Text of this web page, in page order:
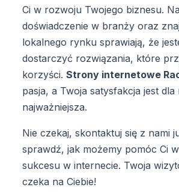
Ci w rozwoju Twojego biznesu.
doświadczenie w branży oraz
lokalnego rynku sprawiają, że
dostarczyć rozwiązania, które
korzyści.Strony internetowe
pasja, a Twoja satysfakcja jest dla
najważniejsza.
Nie czekaj, skontaktuj się z nami
sprawdź, jak możemy pomóc Ci
sukcesu w internecie. Twoja
czeka na Ciebie!